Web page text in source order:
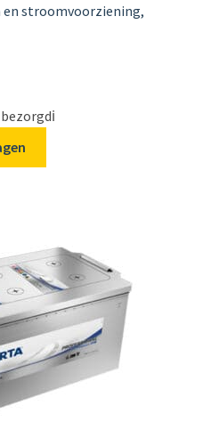
stroomvoorziening,
ℹ️